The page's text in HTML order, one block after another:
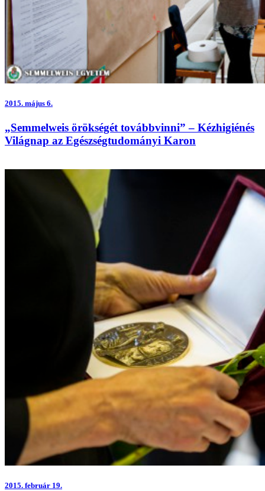
2015. május 6.
„Semmelweis örökségét továbbvinni” – Kézhigiénés
Világnap az Egészségtudományi Karon
2015. február 19.